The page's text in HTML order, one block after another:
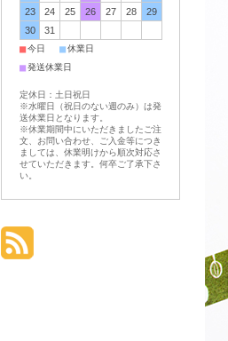
23
24 25 26 27 28
29
30
31
■今日 ■休業日
■発送休業日
定休日：土日祝日
※水曜日（祝日のない週のみ）は発
送休業日となります。
※休業期間中にいただきましたご注
文、お問い合わせ、ご入金等につき
ましては、休業明けから順次対応さ
せていただきます。何卒ご了承下さ
い。